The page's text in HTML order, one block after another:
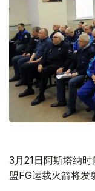
3月21日阿斯塔纳
盟FG运载火箭将发